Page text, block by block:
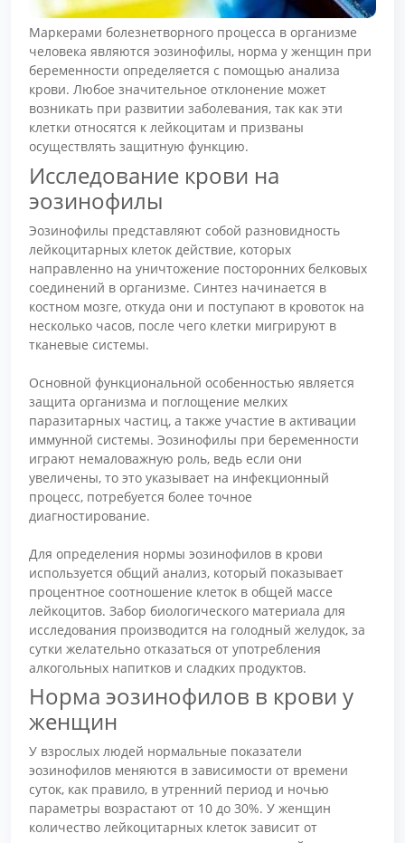
Маркерами болезнетворного процесса в организме
человека являются эозинофилы, норма у женщин при
беременности определяется с помощью анализа
крови. Любое значительное отклонение может
возникать при развитии заболевания, так как эти
клетки относятся к лейкоцитам и призваны
осуществлять защитную функцию.
Исследование крови на
эозинофилы
Эозинофилы представляют собой разновидность
лейкоцитарных клеток действие, которых
направленно на уничтожение посторонних белковых
соединений в организме. Синтез начинается в
костном мозге, откуда они и поступают в кровоток на
несколько часов, после чего клетки мигрируют в
тканевые системы.
Основной функциональной особенностью является
защита организма и поглощение мелких
паразитарных частиц, а также участие в активации
иммунной системы. Эозинофилы при беременности
играют немаловажную роль, ведь если они
увеличены, то это указывает на инфекционный
процесс, потребуется более точное
диагностирование.
Для определения нормы эозинофилов в крови
используется общий анализ, который показывает
процентное соотношение клеток в общей массе
лейкоцитов. Забор биологического материала для
исследования производится на голодный желудок, за
сутки желательно отказаться от употребления
алкогольных напитков и сладких продуктов.
Норма эозинофилов в крови у
женщин
У взрослых людей нормальные показатели
эозинофилов меняются в зависимости от времени
суток, как правило, в утренний период и ночью
параметры возрастают от 10 до 30%. У женщин
количество лейкоцитарных клеток зависит от